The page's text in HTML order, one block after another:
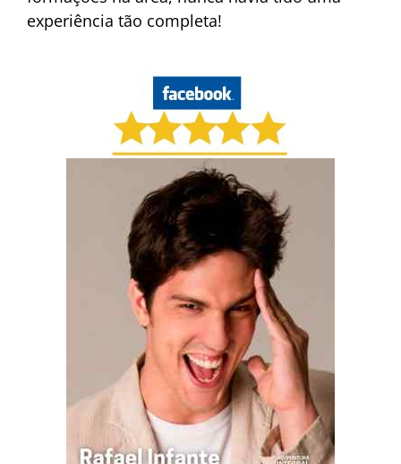
experiência tão completa!